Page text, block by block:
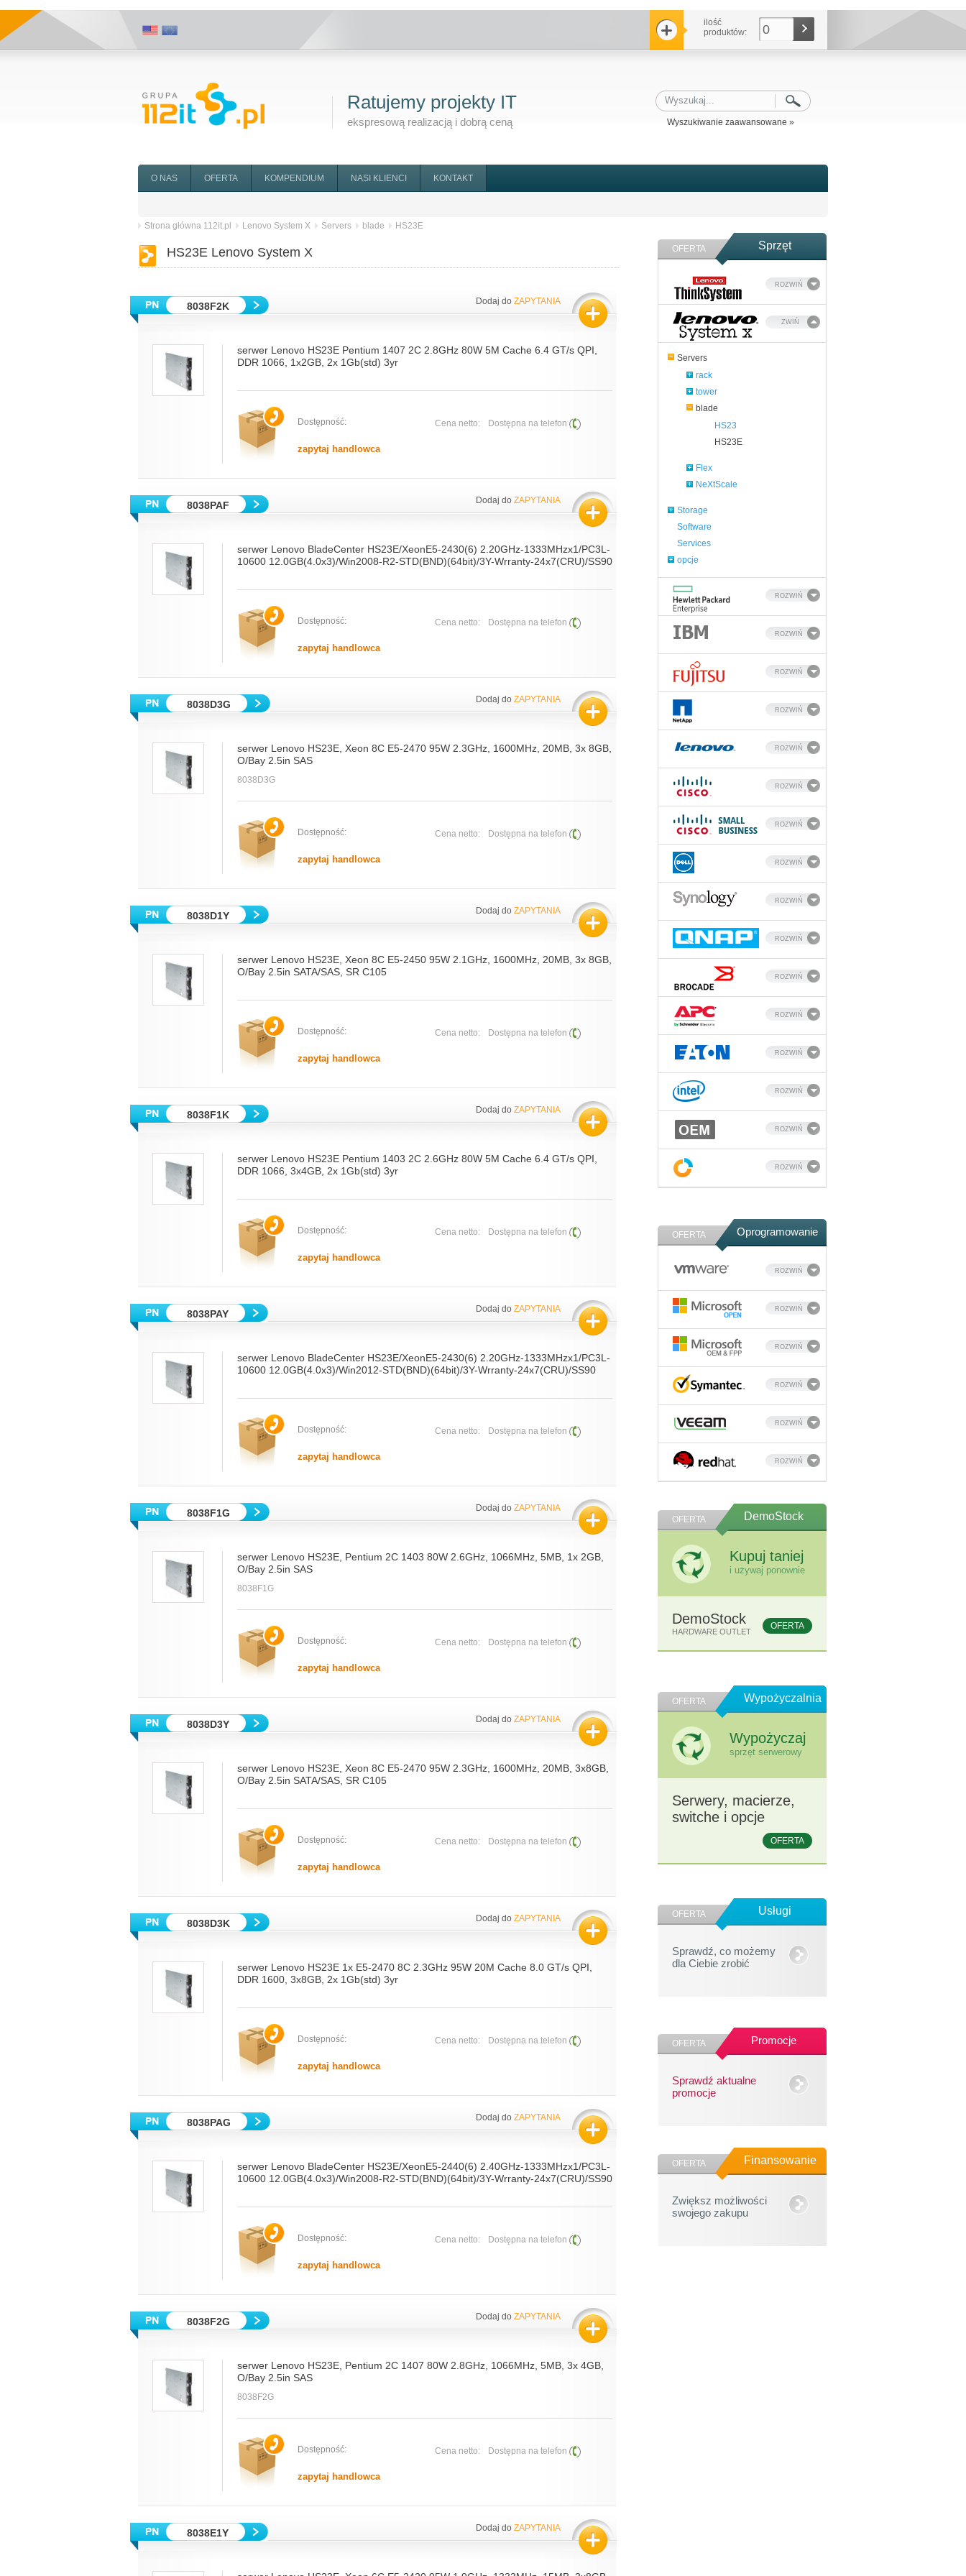
ilość
produktów:
0
Ratujemy projekty IT
ekspresową realizacją i dobrą ceną Wyszukiwanie zaawansowane »
O NAS OFERTA KOMPENDIUM NASI KLIENCI KONTAKT
OFERTA Sprzęt
ROZWIŃ
ZWIŃ
Servers
rack
tower
blade
HS23
HS23E
Flex
NeXtScale
Storage
Software
Services
opcje
ROZWIŃ
ROZWIŃ
ROZWIŃ
ROZWIŃ
ROZWIŃ
ROZWIŃ
ROZWIŃ
ROZWIŃ
ROZWIŃ
ROZWIŃ
ROZWIŃ
ROZWIŃ
ROZWIŃ
ROZWIŃ
ROZWIŃ
ROZWIŃ
OFERTA Oprogramowanie
ROZWIŃ
ROZWIŃ
ROZWIŃ
ROZWIŃ
ROZWIŃ
ROZWIŃ
OFERTA DemoStock
Kupuj taniej
i używaj ponownie
DemoStock OFERTA
HARDWARE OUTLET
OFERTA Wypożyczalnia
Wypożyczaj
sprzęt serwerowy
Serwery, macierze,
switche i opcje
OFERTA
OFERTA Usługi
Sprawdź, co możemy
dla Ciebie zrobić
OFERTA Promocje
Sprawdź aktualne
promocje
OFERTA Finansowanie
Zwiększ możliwości
swojego zakupu
Strona główna 112it.pl Lenovo System X Servers blade HS23E
HS23E Lenovo System X
8038F2K Dodaj do ZAPYTANIA
serwer Lenovo HS23E Pentium 1407 2C 2.8GHz 80W 5M Cache 6.4 GT/s QPI,
DDR 1066, 1x2GB, 2x 1Gb(std) 3yr
Dostępność:
zapytaj handlowca
Cena netto: Dostępna na telefon
8038PAF Dodaj do ZAPYTANIA
serwer Lenovo BladeCenter HS23E/XeonE5-2430(6) 2.20GHz-1333MHzx1/PC3L-
10600 12.0GB(4.0x3)/Win2008-R2-STD(BND)(64bit)/3Y-Wrranty-24x7(CRU)/SS90
Dostępność:
zapytaj handlowca
Cena netto: Dostępna na telefon
8038D3G Dodaj do ZAPYTANIA
serwer Lenovo HS23E, Xeon 8C E5-2470 95W 2.3GHz, 1600MHz, 20MB, 3x 8GB,
O/Bay 2.5in SAS
8038D3G
Dostępność:
zapytaj handlowca
Cena netto: Dostępna na telefon
8038D1Y Dodaj do ZAPYTANIA
serwer Lenovo HS23E, Xeon 8C E5-2450 95W 2.1GHz, 1600MHz, 20MB, 3x 8GB,
O/Bay 2.5in SATA/SAS, SR C105
Dostępność:
zapytaj handlowca
Cena netto: Dostępna na telefon
8038F1K Dodaj do ZAPYTANIA
serwer Lenovo HS23E Pentium 1403 2C 2.6GHz 80W 5M Cache 6.4 GT/s QPI,
DDR 1066, 3x4GB, 2x 1Gb(std) 3yr
Dostępność:
zapytaj handlowca
Cena netto: Dostępna na telefon
8038PAY Dodaj do ZAPYTANIA
serwer Lenovo BladeCenter HS23E/XeonE5-2430(6) 2.20GHz-1333MHzx1/PC3L-
10600 12.0GB(4.0x3)/Win2012-STD(BND)(64bit)/3Y-Wrranty-24x7(CRU)/SS90
Dostępność:
zapytaj handlowca
Cena netto: Dostępna na telefon
8038F1G Dodaj do ZAPYTANIA
serwer Lenovo HS23E, Pentium 2C 1403 80W 2.6GHz, 1066MHz, 5MB, 1x 2GB,
O/Bay 2.5in SAS
8038F1G
Dostępność:
zapytaj handlowca
Cena netto: Dostępna na telefon
8038D3Y Dodaj do ZAPYTANIA
serwer Lenovo HS23E, Xeon 8C E5-2470 95W 2.3GHz, 1600MHz, 20MB, 3x8GB,
O/Bay 2.5in SATA/SAS, SR C105
Dostępność:
zapytaj handlowca
Cena netto: Dostępna na telefon
8038D3K Dodaj do ZAPYTANIA
serwer Lenovo HS23E 1x E5-2470 8C 2.3GHz 95W 20M Cache 8.0 GT/s QPI,
DDR 1600, 3x8GB, 2x 1Gb(std) 3yr
Dostępność:
zapytaj handlowca
Cena netto: Dostępna na telefon
8038PAG Dodaj do ZAPYTANIA
serwer Lenovo BladeCenter HS23E/XeonE5-2440(6) 2.40GHz-1333MHzx1/PC3L-
10600 12.0GB(4.0x3)/Win2008-R2-STD(BND)(64bit)/3Y-Wrranty-24x7(CRU)/SS90
Dostępność:
zapytaj handlowca
Cena netto: Dostępna na telefon
8038F2G Dodaj do ZAPYTANIA
serwer Lenovo HS23E, Pentium 2C 1407 80W 2.8GHz, 1066MHz, 5MB, 3x 4GB,
O/Bay 2.5in SAS
8038F2G
Dostępność:
zapytaj handlowca
Cena netto: Dostępna na telefon
8038E1Y Dodaj do ZAPYTANIA